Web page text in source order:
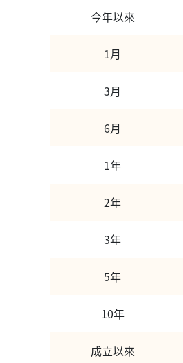
今年以來
1月
3月
6月
1年
2年
3年
5年
10年
成立以來